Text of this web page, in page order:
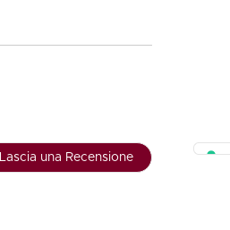
Lascia una Recensione